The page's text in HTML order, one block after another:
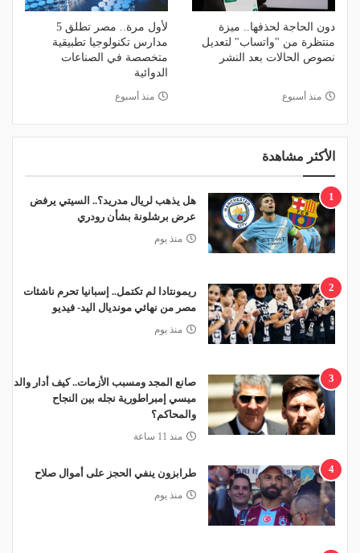
دون الحاجة لحذفها.. ميزة
منتظرة من "واتساب" لتعديل
نصوص الحالات بعد النشر
منذ أسبوع
لأول مرة.. مصر تطلق 5
مدارس تكنولوجيا تطبيقية
متخصصة في الصناعات
الدوائية
منذ أسبوع
الأكثر مشاهدة
1
هل يذهب لريال مدريد؟.. السيتي يرفض
عرض برشلونة بشأن رودري
منذ يوم
2
ريمونتادا لم تكتمل.. إسبانيا تحرم ناشئات
مصر من نهائي مونديال اليد- فيديو
منذ يوم
3
صانع المجد ومسبب الأزمات.. كيف أدار والد
ميسي إمبراطورية نجله بين النجاح
والمحاكم؟
منذ 11 ساعة
4 طرابزون ينفي الحجز على أموال صلاح
منذ يوم